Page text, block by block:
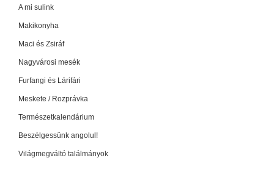
A mi sulink
Makikonyha
Maci és Zsiráf
Nagyvárosi mesék
Furfangi és Lárifári
Meskete / Rozprávka
Természetkalendárium
Beszélgessünk angolul!
Világmegváltó találmányok